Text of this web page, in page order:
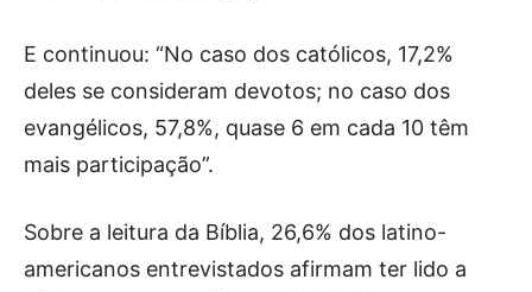
E continuou: “No caso dos católicos, 17,2%
deles se consideram devotos; no caso dos
evangélicos, 57,8%, quase 6 em cada 10 têm
mais participação”.
Sobre a leitura da Bíblia, 26,6% dos latino-
americanos entrevistados afirmam ter lido a